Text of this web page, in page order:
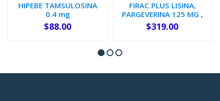
HIPEBE TAMSULOSINA
0.4 mg
AGOTADO
$88.00
FIRAC PLUS LISINA,
PARGEVERINA 125 MG ,
10 MG 2...
+
$319.00